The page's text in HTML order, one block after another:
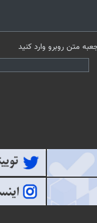
متن روبرو وارد کنید